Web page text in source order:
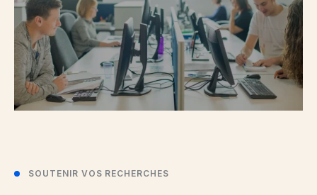
SOUTENIR VOS RECHERCHES